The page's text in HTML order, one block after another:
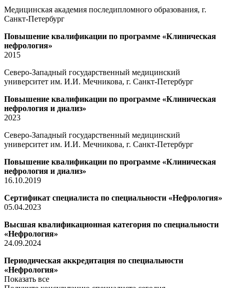
Медицинская академия последипломного образования, г.
Санкт-Петербург
Повышение квалификации по программе «Клиническая
нефрология»
2015
Северо-Западный государственный медицинский
университет им. И.И. Мечникова, г. Санкт-Петербург
Повышение квалификации по программе «Клиническая
нефрология и диализ»
2023
Северо-Западный государственный медицинский
университет им. И.И. Мечникова, г. Санкт-Петербург
Повышение квалификации по программе «Клиническая
нефрология и диализ»
16.10.2019
Сертификат специалиста по специальности «Нефрология»
05.04.2023
Высшая квалификационная категория по специальности
«Нефрология»
24.09.2024
Периодическая аккредитация по специальности
«Нефрология»
Показать все